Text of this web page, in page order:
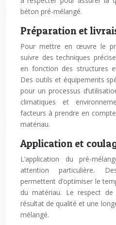
béton pré-mélangé.
Préparation et
Pour mettre en œuvre le
suivre des techniques
en fonction des structures
Des outils et équipements
pour un processus
climatiques et
facteurs à prendre en
matériau.
Application et
L’application du pré-
attention particulière.
permettent d’optimiser le
du matériau. Le respect
résultat de qualité et une
mélangé.